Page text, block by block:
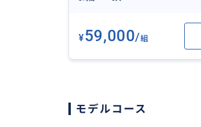
¥59,000/組
モデルコース